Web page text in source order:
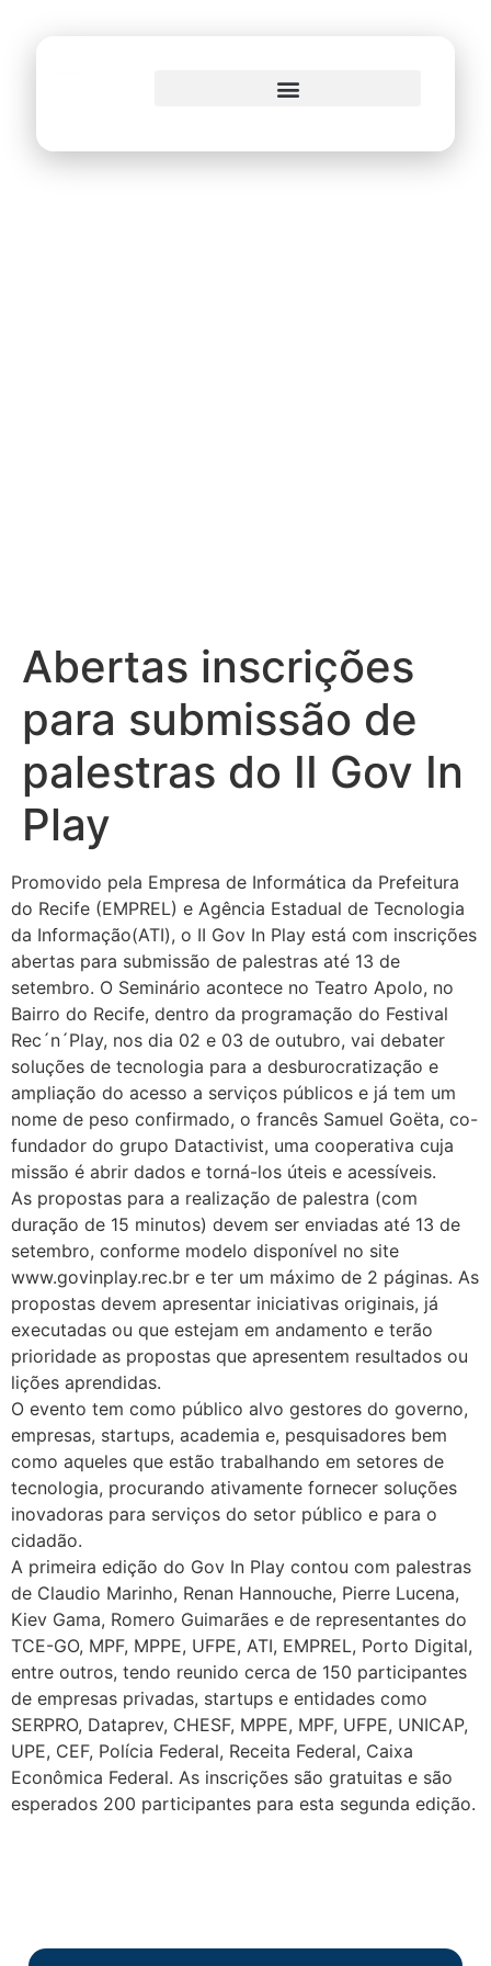
Abertas inscrições
para submissão de
palestras do II Gov In
Play
Promovido pela Empresa de Informática da Prefeitura
do Recife (EMPREL) e Agência Estadual de Tecnologia
da Informação(ATI), o II Gov In Play está com inscrições
abertas para submissão de palestras até 13 de
setembro. O Seminário acontece no Teatro Apolo, no
Bairro do Recife, dentro da programação do Festival
Rec´n´Play, nos dia 02 e 03 de outubro, vai debater
soluções de tecnologia para a desburocratização e
ampliação do acesso a serviços públicos e já tem um
nome de peso confirmado, o francês Samuel Goëta, co-
fundador do grupo Datactivist, uma cooperativa cuja
missão é abrir dados e torná-los úteis e acessíveis.
As propostas para a realização de palestra (com
duração de 15 minutos) devem ser enviadas até 13 de
setembro, conforme modelo disponível no site
www.govinplay.rec.br e ter um máximo de 2 páginas. As
propostas devem apresentar iniciativas originais, já
executadas ou que estejam em andamento e terão
prioridade as propostas que apresentem resultados ou
lições aprendidas.
O evento tem como público alvo gestores do governo,
empresas, startups, academia e, pesquisadores bem
como aqueles que estão trabalhando em setores de
tecnologia, procurando ativamente fornecer soluções
inovadoras para serviços do setor público e para o
cidadão.
A primeira edição do Gov In Play contou com palestras
de Claudio Marinho, Renan Hannouche, Pierre Lucena,
Kiev Gama, Romero Guimarães e de representantes do
TCE-GO, MPF, MPPE, UFPE, ATI, EMPREL, Porto Digital,
entre outros, tendo reunido cerca de 150 participantes
de empresas privadas, startups e entidades como
SERPRO, Dataprev, CHESF, MPPE, MPF, UFPE, UNICAP,
UPE, CEF, Polícia Federal, Receita Federal, Caixa
Econômica Federal. As inscrições são gratuitas e são
esperados 200 participantes para esta segunda edição.